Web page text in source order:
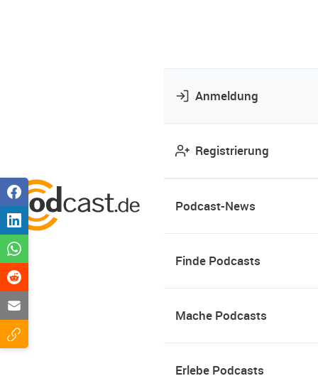
Anmeldung
Registrierung
Podcast-News
Finde Podcasts
Mache Podcasts
Erlebe Podcasts